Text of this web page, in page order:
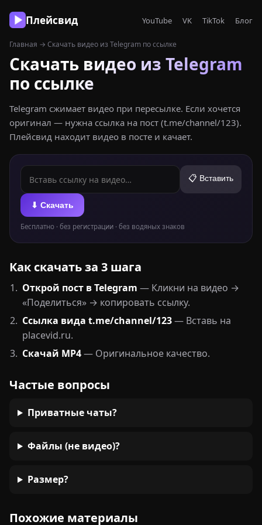
Плейсвид YouTube VK TikTok Блог
Главная → Скачать видео из Telegram по ссылке
Скачать видео из Telegram
по ссылке
Telegram сжимает видео при пересылке. Если хочется
оригинал — нужна ссылка на пост (t.me/channel/123).
Плейсвид находит видео в посте и качает.
📋 Вставить
⬇ Скачать
Бесплатно · без регистрации · без водяных знаков
Как скачать за 3 шага
Открой пост в Telegram — Кликни на видео →
«Поделиться» → копировать ссылку.
Ссылка вида t.me/channel/123— Вставь на
placevid.ru.
Скачай MP4— Оригинальное качество.
Частые вопросы
Приватные чаты?
Файлы (не видео)?
Размер?
Похожие материалы